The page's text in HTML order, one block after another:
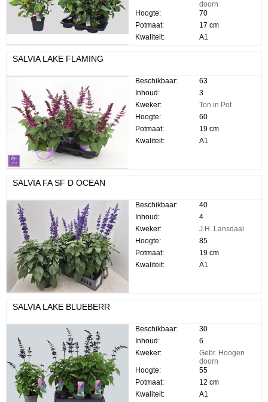
doorn
Hoogte:
70
Potmaat:
17 cm
Kwaliteit:
A1
SALVIA LAKE FLAMING
Beschikbaar:
63
Inhoud:
3
Kweker:
Ton in Pot
Hoogte:
60
Potmaat:
19 cm
Kwaliteit:
A1
SALVIA FA SF D OCEAN
Beschikbaar:
40
Inhoud:
4
Kweker:
J.H. Lansdaal
Hoogte:
85
Potmaat:
19 cm
Kwaliteit:
A1
SALVIA LAKE BLUEBERR
Beschikbaar:
30
Inhoud:
6
Kweker:
Gebr. Hoogen
doorn
Hoogte:
55
Potmaat:
12 cm
Kwaliteit:
A1